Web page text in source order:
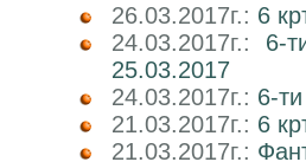
26.03.2017г.: 6
24.03.2017г.: 6-
25.03.2017
24.03.2017г.: 6-
21.03.2017г.: 6
21.03.2017г.: